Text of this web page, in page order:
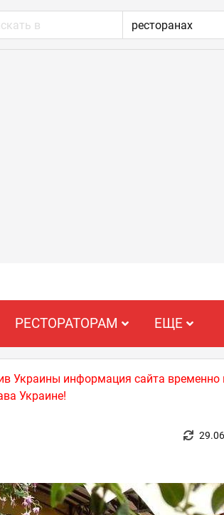
РЕСТОРАТОРАМ ЕЩЕ
Украины информация сайта временно
Украине!